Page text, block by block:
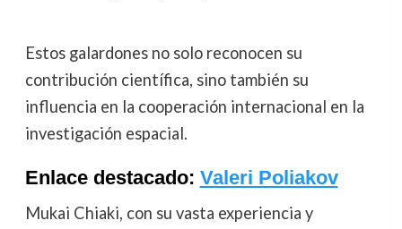
Estos galardones no solo reconocen su
contribución científica, sino también su
influencia en la cooperación internacional en la
investigación espacial.
Enlace destacado: Valeri Poliakov
Mukai Chiaki, con su vasta experiencia y